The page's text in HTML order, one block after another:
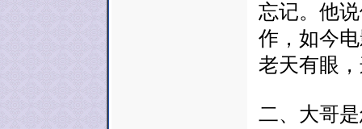
忘记。他
作，如今
老天有眼
二、大哥